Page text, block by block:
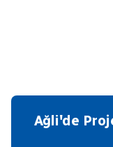
Ağli'de